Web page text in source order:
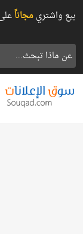
بيع واشتريمجاناً